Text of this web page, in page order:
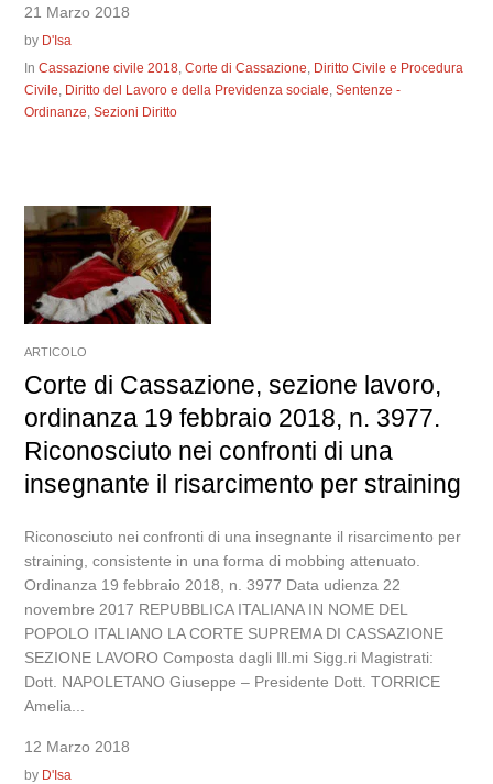
21 Marzo 2018
by D'Isa
InCassazione civile 2018,Corte di Cassazione, Diritto Civile e Procedura
Civile, Diritto del Lavoro e della Previdenza sociale,Sentenze -
Ordinanze,Sezioni Diritto
ARTICOLO
Corte di Cassazione, sezione lavoro,
ordinanza 19 febbraio 2018, n. 3977.
Riconosciuto nei confronti di una
insegnante il risarcimento per straining
Riconosciuto nei confronti di una insegnante il risarcimento per
straining, consistente in una forma di mobbing attenuato.
Ordinanza 19 febbraio 2018, n. 3977 Data udienza 22
novembre 2017 REPUBBLICA ITALIANA IN NOME DEL
POPOLO ITALIANO LA CORTE SUPREMA DI CASSAZIONE
SEZIONE LAVORO Composta dagli Ill.mi Sigg.ri Magistrati:
Dott. NAPOLETANO Giuseppe – Presidente Dott. TORRICE
Amelia...
12 Marzo 2018
by D'Isa